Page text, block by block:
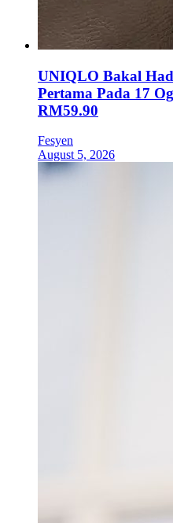
UNIQLO Bakal
Pertama Pada 17
RM59.90
Fesyen
August 5, 2026